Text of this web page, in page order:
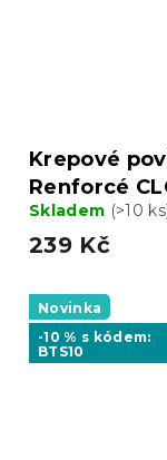
Krepové
Renforcé
Skladem (>10
239 Kč
Novinka
-10 % s kódem:
BTS10